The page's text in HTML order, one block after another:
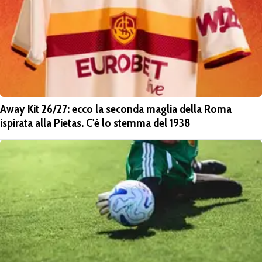
Away Kit 26/27: ecco la seconda maglia della Roma
ispirata alla Pietas. C'è lo stemma del 1938